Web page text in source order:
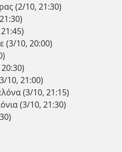
(2/10, 21:30)
(3/10, 20:00)
10, 21:00)
(3/10, 21:15)
(3/10, 21:30)